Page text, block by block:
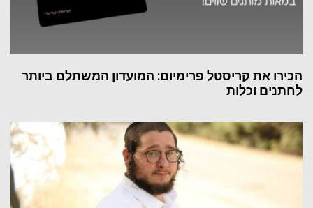
הכירו את קריסטל פרימיום: המועדון המשתלם ביותר
לחתנים וכלות